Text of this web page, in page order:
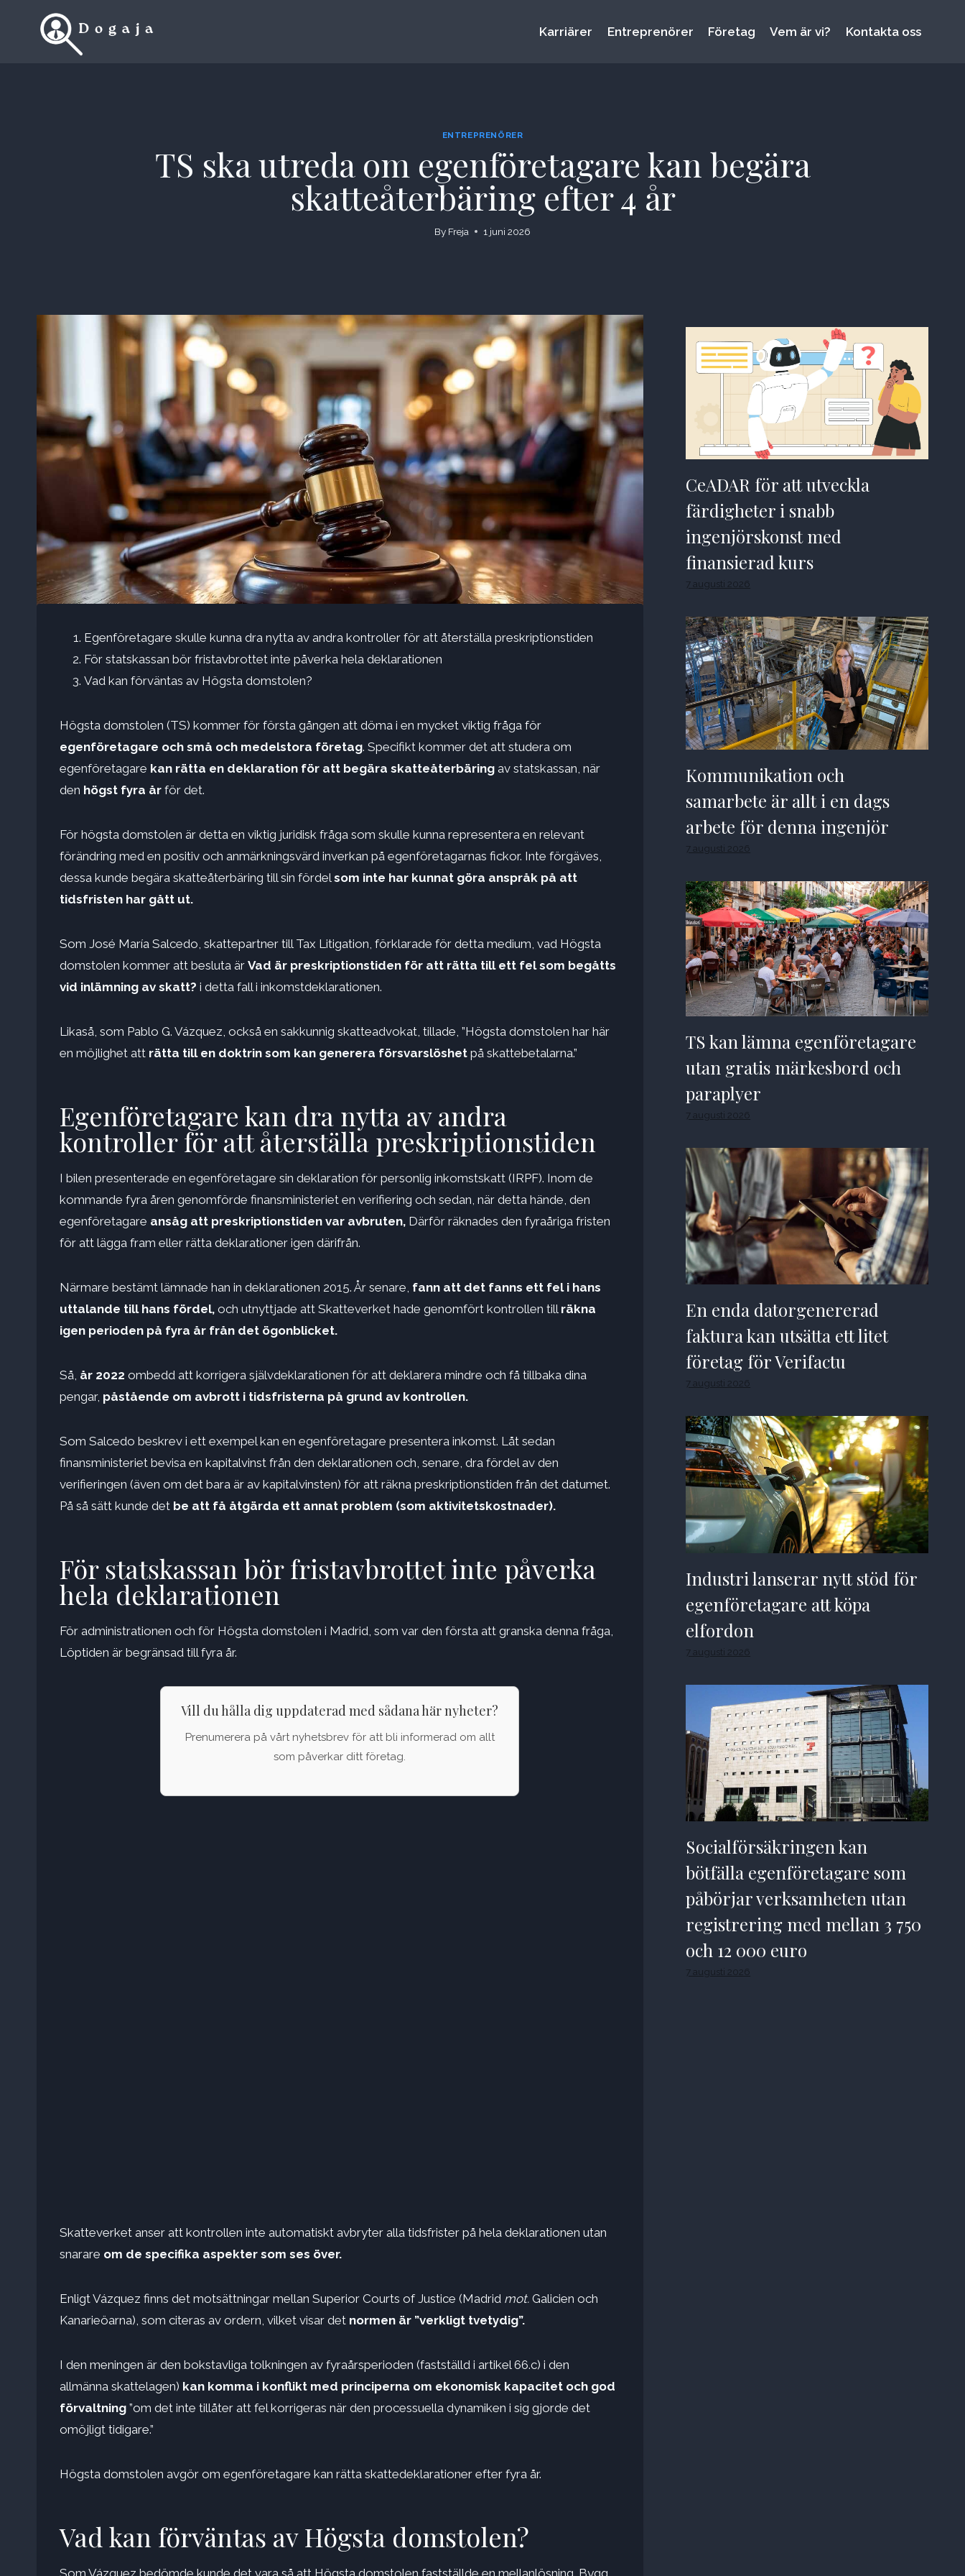
Karriärer Entreprenörer Företag Vem är vi? Kontakta oss
ENTREPRENÖRER
TS ska utreda om egenföretagare kan begära
skatteåterbäring efter 4 år
By Freja 1 juni 2026
Egenföretagare skulle kunna dra nytta av andra kontroller för att återställa preskriptionstiden
För statskassan bör fristavbrottet inte påverka hela deklarationen
Vad kan förväntas av Högsta domstolen?
Högsta domstolen (TS) kommer för första gången att döma i en mycket viktig fråga för
egenföretagare och små och medelstora företag. Specifikt kommer det att studera om
egenföretagare kan rätta en deklaration för att begära skatteåterbäring av statskassan, när
den högst fyra år för det.
För högsta domstolen är detta en viktig juridisk fråga som skulle kunna representera en relevant
förändring med en positiv och anmärkningsvärd inverkan på egenföretagarnas fickor. Inte förgäves,
dessa kunde begära skatteåterbäring till sin fördelsom inte har kunnat göra anspråk på att
tidsfristen har gått ut.
Som José María Salcedo, skattepartner till Tax Litigation, förklarade för detta medium, vad Högsta
domstolen kommer att besluta är Vad är preskriptionstiden för att rätta till ett fel som begåtts
vid inlämning av skatt? i detta fall i inkomstdeklarationen.
Likaså, som Pablo G. Vázquez, också en sakkunnig skatteadvokat, tillade, ”Högsta domstolen har här
en möjlighet att rätta till en doktrin som kan generera försvarslöshet på skattebetalarna.”
Egenföretagare kan dra nytta av andra
kontroller för att återställa preskriptionstiden
I bilen presenterade en egenföretagare sin deklaration för personlig inkomstskatt (IRPF). Inom de
kommande fyra åren genomförde finansministeriet en verifiering och sedan, när detta hände, den
egenföretagare ansåg att preskriptionstiden var avbruten, Därför räknades den fyraåriga fristen
för att lägga fram eller rätta deklarationer igen därifrån.
Närmare bestämt lämnade han in deklarationen 2015. År senare, fann att det fanns ett fel i hans
uttalande till hans fördel, och utnyttjade att Skatteverket hade genomfört kontrollen till räkna
igen perioden på fyra år från det ögonblicket.
Så, år 2022 ombedd att korrigera självdeklarationen för att deklarera mindre och få tillbaka dina
pengar, påstående om avbrott i tidsfristerna på grund av kontrollen.
Som Salcedo beskrev i ett exempel kan en egenföretagare presentera inkomst. Låt sedan
finansministeriet bevisa en kapitalvinst från den deklarationen och, senare, dra fördel av den
verifieringen (även om det bara är av kapitalvinsten) för att räkna preskriptionstiden från det datumet.
På så sätt kunde det be att få åtgärda ett annat problem (som aktivitetskostnader).
För statskassan bör fristavbrottet inte påverka
hela deklarationen
För administrationen och för Högsta domstolen i Madrid, som var den första att granska denna fråga,
Löptiden är begränsad till fyra år.
Vill du hålla dig uppdaterad med sådana här nyheter?
Prenumerera på vårt nyhetsbrev för att bli informerad om allt
som påverkar ditt företag.
Skatteverket anser att kontrollen inte automatiskt avbryter alla tidsfrister på hela deklarationen utan
snarare om de specifika aspekter som ses över.
Enligt Vázquez finns det motsättningar mellan Superior Courts of Justice (Madrid mot. Galicien och
Kanarieöarna), som citeras av ordern, vilket visar det normen är ”verkligt tvetydig”.
I den meningen är den bokstavliga tolkningen av fyraårsperioden (fastställd i artikel 66.c) i den
allmänna skattelagen) kan komma i konflikt med principerna om ekonomisk kapacitet och god
förvaltning ”om det inte tillåter att fel korrigeras när den processuella dynamiken i sig gjorde det
omöjligt tidigare.”
Högsta domstolen avgör om egenföretagare kan rätta skattedeklarationer efter fyra år.
Vad kan förväntas av Högsta domstolen?
CeADAR för att utveckla
färdigheter i snabb
ingenjörskonst med
finansierad kurs
7 augusti 2026
Kommunikation och
samarbete är allt i en dags
arbete för denna ingenjör
7 augusti 2026
TS kan lämna egenföretagare
utan gratis märkesbord och
paraplyer
7 augusti 2026
En enda datorgenererad
faktura kan utsätta ett litet
företag för Verifactu
7 augusti 2026
Industri lanserar nytt stöd för
egenföretagare att köpa
elfordon
7 augusti 2026
Socialförsäkringen kan
bötfälla egenföretagare som
påbörjar verksamheten utan
registrering med mellan 3 750
och 12 000 euro
7 augusti 2026